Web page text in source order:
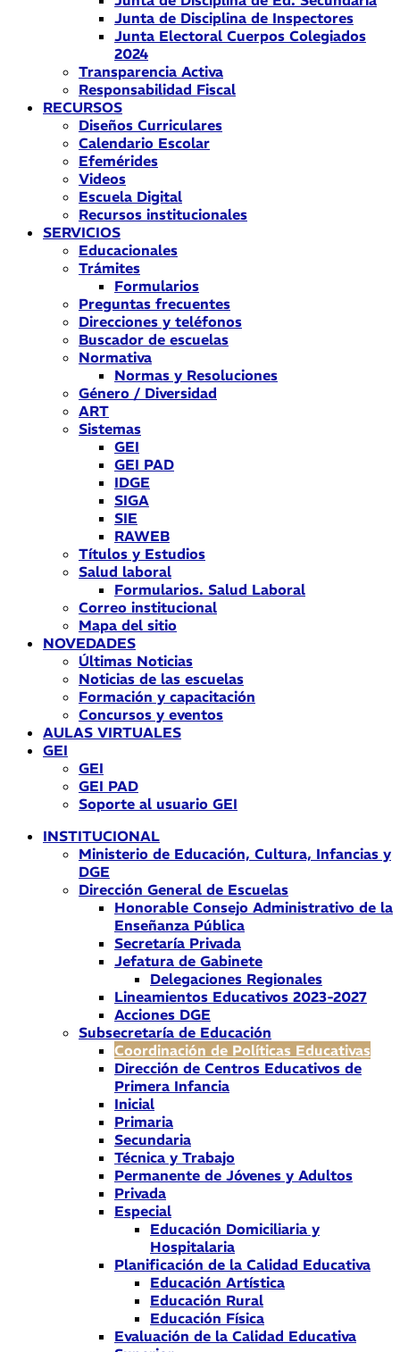
Junta de Disciplina de Inspectores
Junta Electoral Cuerpos Colegiados
2024
Transparencia Activa
Responsabilidad Fiscal
RECURSOS
Diseños Curriculares
Calendario Escolar
Efemérides
Videos
Escuela Digital
Recursos institucionales
SERVICIOS
Educacionales
Trámites
Formularios
Preguntas frecuentes
Direcciones y teléfonos
Buscador de escuelas
Normativa
Normas y Resoluciones
Género / Diversidad
ART
Sistemas
GEI
GEI PAD
IDGE
SIGA
SIE
RAWEB
Títulos y Estudios
Salud laboral
Formularios. Salud Laboral
Correo institucional
Mapa del sitio
NOVEDADES
Últimas Noticias
Noticias de las escuelas
Formación y capacitación
Concursos y eventos
AULAS VIRTUALES
GEI
GEI
GEI PAD
Soporte al usuario GEI
INSTITUCIONAL
Ministerio de Educación, Cultura, Infancias y
DGE
Dirección General de Escuelas
Honorable Consejo Administrativo de la
Enseñanza Pública
Secretaría Privada
Jefatura de Gabinete
Delegaciones Regionales
Lineamientos Educativos 2023-2027
Acciones DGE
Subsecretaría de Educación
Coordinación de Políticas Educativas
Dirección de Centros Educativos de
Primera Infancia
Inicial
Primaria
Secundaria
Técnica y Trabajo
Permanente de Jóvenes y Adultos
Privada
Especial
Educación Domiciliaria y
Hospitalaria
Planificación de la Calidad Educativa
Educación Artística
Educación Rural
Educación Física
Evaluación de la Calidad Educativa